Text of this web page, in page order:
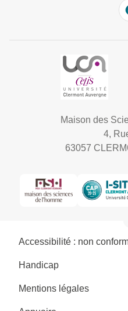
Maison des
4,
63057
Accessibilité : non
Handicap
Mentions légales